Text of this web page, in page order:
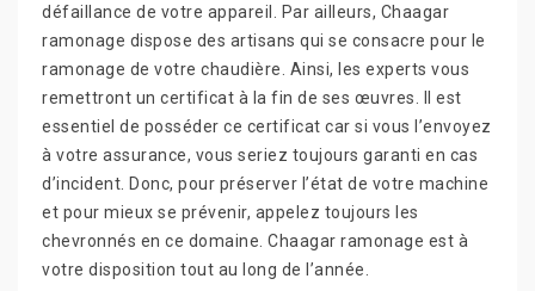
défaillance de votre appareil. Par ailleurs, Chaagar
ramonage dispose des artisans qui se consacre pour le
ramonage de votre chaudière. Ainsi, les experts vous
remettront un certificat à la fin de ses œuvres. Il est
essentiel de posséder ce certificat car si vous l’envoyez
à votre assurance, vous seriez toujours garanti en cas
d’incident. Donc, pour préserver l’état de votre machine
et pour mieux se prévenir, appelez toujours les
chevronnés en ce domaine. Chaagar ramonage est à
votre disposition tout au long de l’année.